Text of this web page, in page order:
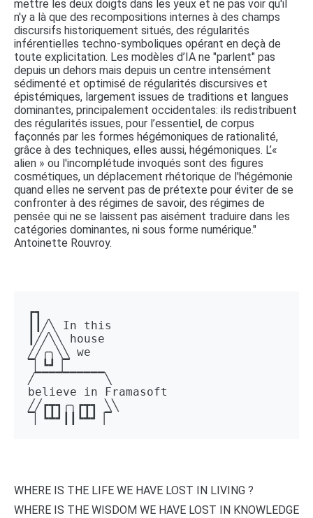
mettre les deux doigts dans les yeux et ne pas voir qu'il
n'y a là que des recompositions internes à des champs
discursifs historiquement situés, des régularités
inférentielles techno-symboliques opérant en deçà de
toute explicitation. Les modèles d’IA ne "parlent" pas
depuis un dehors mais depuis un centre intensément
sédimenté et optimisé de régularités discursives et
épistémiques, largement issues de traditions et langues
dominantes, principalement occidentales: ils redistribuent
des régularités issues, pour l’essentiel, de corpus
façonnés par les formes hégémoniques de rationalité,
grâce à des techniques, elles aussi, hégémoniques. L’«
alien » ou l'incomplétude invoqués sont des figures
cosmétiques, un déplacement rhétorique de l'hégémonie
quand elles ne servent pas de prétexte pour éviter de se
confronter à des régimes de savoir, des régimes de
pensée qui ne se laissent pas aisément traduire dans les
catégories dominantes, ni sous forme numérique."
Antoinette Rouvroy.
┏┓
┃┃╱╲ In this
┃╱╱╲╲ house
╱╱╭╮╲╲ we
▔▏┗┛▕▔
╱▔▔▔▔▔▔▔▔▔▔╲
believe in Framasoft
╱╱┏┳┓╭╮┏┳┓ ╲╲
▔▏┗┻┛┃┃┗┻┛▕▔
WHERE IS THE LIFE WE HAVE LOST IN LIVING ?
WHERE IS THE WISDOM WE HAVE LOST IN KNOWLEDGE